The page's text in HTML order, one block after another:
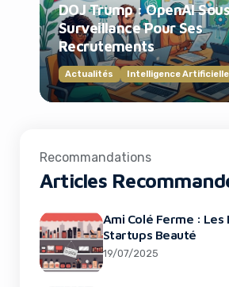
DOJ Trump : OpenAI
Surveillance Pour Ses
Recrutements
Actualités Intelligence Artificielle
Recommandations
Articles
Ami Colé Ferme : Les
Startups Beauté
19/07/2025